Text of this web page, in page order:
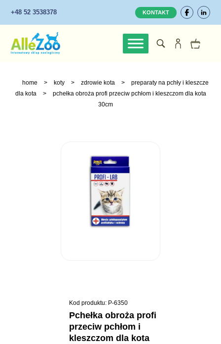
+48 52 3538378 KONTAKT
home > koty > zdrowie kota >
preparaty na pchły i kleszcze
dla kota
>
pchełka obroża profi przeciw pchłom i kleszczom dla kota
30cm
Kod produktu: P-6350
pchełka obroża profi
przeciw pchłom i
kleszczom dla kota